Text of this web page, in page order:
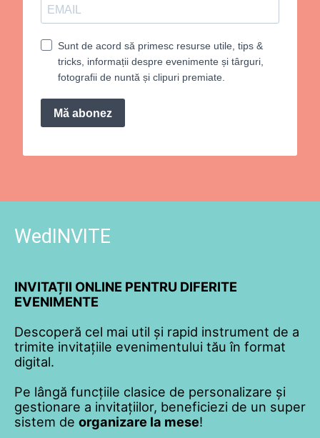
Sunt de acord să primesc resurse utile, tips &
tricks, informații despre evenimente și târguri,
fotografii de nuntă și clipuri premiate.
Mă abonez
WedINVITE
INVITAȚII ONLINE PENTRU DIFERITE
EVENIMENTE
Descoperă cel mai util și rapid instrument de a
trimite invitațiile evenimentului tău în format
digital.
Pe lângă funcțiile clasice de personalizare și
gestionare a invitațiilor, beneficiezi de un super
sistem de organizare la mese!